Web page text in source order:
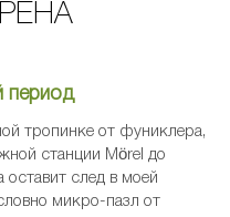
период
тропинке от фуниклера,
станции Mörel до
оставит след в моей
микро-пазл от